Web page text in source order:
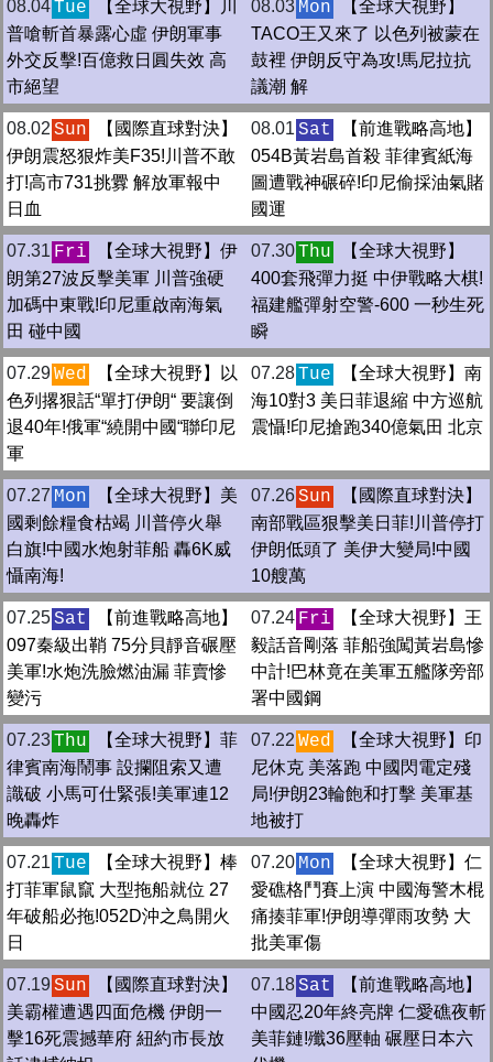
08.04Tue
【全球大視野】‪川
普嗆斬首暴露心虛 伊朗軍事
外交反擊!百億救日圓失效 高
市絕望
08.03 Mon
【全球大視野】
TACO王又來了 以色列被蒙在
鼓裡 伊朗反守為攻!馬尼拉抗
議潮 解
08.02 Sun
【國際直球對決】
伊朗震怒狠炸美F35!川普不敢
打!高市731挑釁 解放軍報中
日血
08.01 Sat
【前進戰略高地】
054B黃岩島首殺 菲律賓紙海
圖遭戰神碾碎!印尼偷採油氣賭
國運
07.31 Fri
【全球大視野】伊
朗第27波反擊美軍 川普強硬
加碼中東戰!印尼重啟南海氣
田 碰中國
07.30Thu
【全球大視野】
400套飛彈力挺 中伊戰略大棋!
福建艦彈射空警-600 一秒生死
瞬
07.29Wed
【全球大視野】以
色列撂狠話“單打伊朗“ 要讓倒
退40年!俄軍“繞開中國“聯印尼
軍
07.28Tue
【全球大視野】南
海10對3 美日菲退縮 中方巡航
震懾!印尼搶跑340億氣田 北京
07.27 Mon
【全球大視野】美
國剩餘糧食枯竭 川普停火舉
白旗!中國水炮射菲船 轟6K威
懾南海!
07.26Sun
【國際直球對決】
南部戰區狠擊美日菲!川普停打
伊朗低頭了 美伊大變局!中國
10艘萬
07.25Sat
【前進戰略高地】
097秦級出鞘 75分貝靜音碾壓
美軍!水炮洗臉燃油漏 菲賣慘
變污
07.24 Fri
【全球大視野】王
毅話音剛落 菲船強闖黃岩島慘
中計!巴林竟在美軍五艦隊旁部
署中國鋼
07.23Thu
【全球大視野】菲
律賓南海鬧事 設攔阻索又遭
識破 小馬可仕緊張!美軍連12
晚轟炸
07.22 Wed
【全球大視野】印
尼休克 美落跑 中國閃電定殘
局!伊朗23輪飽和打擊 美軍基
地被打
07.21 Tue
【全球大視野】棒
打菲軍鼠竄 大型拖船就位 27
年破船必拖!052D沖之鳥開火
日
07.20 Mon
【全球大視野】仁
愛礁格鬥賽上演 中國海警木棍
痛揍菲軍!伊朗導彈雨攻勢 大
批美軍傷
07.19Sun
【國際直球對決】
美霸權遭遇四面危機 伊朗一
擊16死震撼華府 紐約市長放
07.18Sat
【前進戰略高地】
中國忍20年終亮牌 仁愛礁夜斬
美菲鏈!殲36壓軸 碾壓日本六